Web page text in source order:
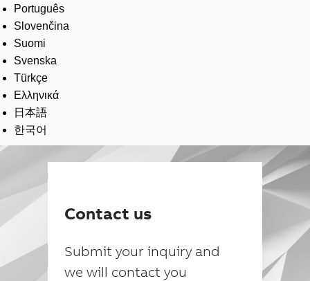
Português
Slovenčina
Suomi
Svenska
Türkçe
Ελληνικά
日本語
한국어
Contact us
Submit your inquiry and
we will contact you